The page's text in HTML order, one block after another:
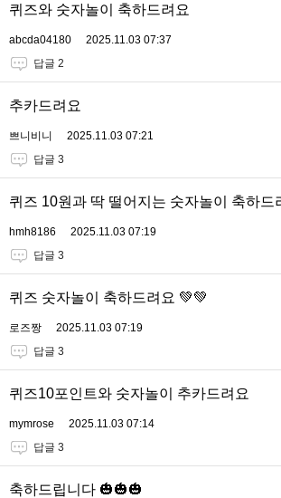
퀴즈와 숫자놀이 축하드려요
abcda04180
2025.11.03 07:37
답글 2
추카드려요
쁘니비니
2025.11.03 07:21
답글 3
퀴즈 10원과 딱 떨어지는 숫자놀이 축하
hmh8186
2025.11.03 07:19
답글 3
퀴즈 숫자놀이 축하드려요 💚💚
로즈짱
2025.11.03 07:19
답글 3
퀴즈10포인트와 숫자놀이 추카드려요
mymrose
2025.11.03 07:14
답글 3
축하드립니다 🎃🎃🎃